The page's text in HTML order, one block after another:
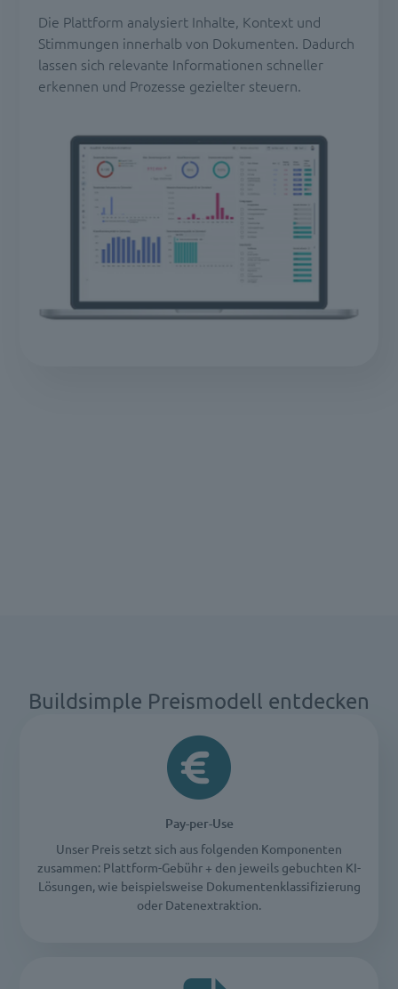
Die Plattform analysiert Inhalte, Kontext und
Stimmungen innerhalb von Dokumenten. Dadurch
lassen sich relevante Informationen schneller
erkennen und Prozesse gezielter steuern.
Buildsimple Preismodell entdecken
Pay-per-Use
Unser Preis setzt sich aus folgenden Komponenten
zusammen: Plattform-Gebühr + den jeweils gebuchten KI-
Lösungen, wie beispielsweise Dokumentenklassifizierung
oder Datenextraktion.